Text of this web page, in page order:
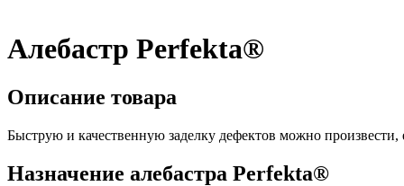
Алебастр Perfekta®
Описание товара
Быструю и качественную заделку дефектов можно произвести,
Назначение алебастра Perfekta®